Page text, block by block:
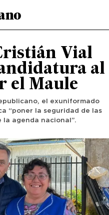
Vial
al
el Maule
el exuniformado
“poner la seguridad de las
la agenda nacional”.